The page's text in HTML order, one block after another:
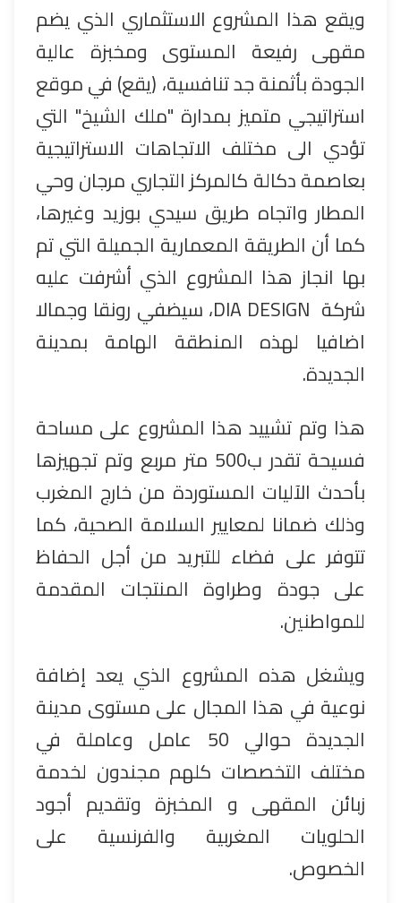
ويقع هذا المشروع الاستثماري الذي يضم
مقهى رفيعة المستوى ومخبزة عالية
الجودة بأثمنة جد تنافسية، (يقع) في موقع
استراتيجي متميز بمدارة "ملك الشيخ" التي
تؤدي الى مختلف الاتجاهات الاستراتيجية
بعاصمة دكالة كالمركز التجاري مرجان وحي
المطار واتجاه طريق سيدي بوزيد وغيرها،
كما أن الطريقة المعمارية الجميلة التي تم
بها انجاز هذا المشروع الذي أشرفت عليه
شركة DIA DESIGN، سيضفي رونقا وجمالا
اضافيا لهذه المنطقة الهامة بمدينة
الجديدة.
هذا وتم تشييد هذا المشروع على مساحة
فسيحة تقدر ب500 متر مربع وتم تجهيزها
بأحدث الآليات المستوردة من خارج المغرب
وذلك ضمانا لمعايير السلامة الصحية، كما
تتوفر على فضاء للتبريد من أجل الحفاظ
على جودة وطراوة المنتجات المقدمة
للمواطنين.
ويشغل هذه المشروع الذي يعد إضافة
نوعية في هذا المجال على مستوى مدينة
الجديدة حوالي 50 عامل وعاملة في
مختلف التخصصات كلهم مجندون لخدمة
زبائن المقهى و المخبزة وتقديم أجود
الحلويات المغربية والفرنسية على
الخصوص.